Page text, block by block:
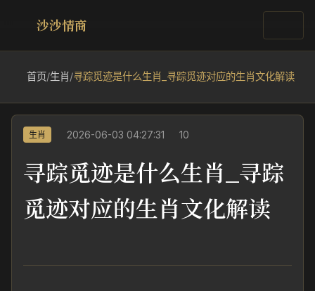
沙沙情商
首页/生肖/寻踪觅迹是什么生肖_寻踪觅迹对应的生肖文化解读
生肖 2026-06-03 04:27:31 10
寻踪觅迹是什么生肖_寻踪
觅迹对应的生肖文化解读